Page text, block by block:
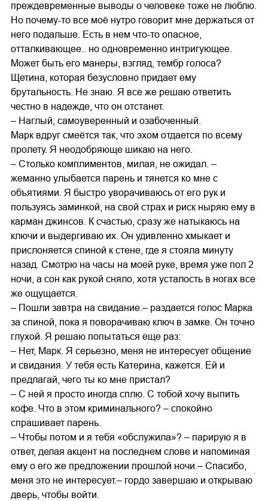
преждевременные выводы о человеке тоже не люблю.
Но почему-то все моё нутро говорит мне держаться от
него подальше. Есть в нем что-то опасное,
отталкивающее.. но одновременно интригующее.
Может быть его манеры, взгляд, тембр голоса?
Щетина, которая безусловно придает ему
брутальность. Не знаю. Я все же решаю ответить
честно в надежде, что он отстанет.
– Наглый, самоуверенный и озабоченный.
Марк вдруг смеётся так, что эхом отдается по всему
пролету. Я неодобряюще шикаю на него.
– Столько комплиментов, милая, не ожидал. –
жеманно улыбается парень и тянется ко мне с
объятиями. Я быстро уворачиваюсь от его рук и
пользуясь заминкой, на свой страх и риск ныряю ему в
карман джинсов. К счастью, сразу же натыкаюсь на
ключи и выдергиваю их. Он удивленно хмыкает и
прислоняется спиной к стене, где я стояла минуту
назад. Смотрю на часы на моей руке, время уже пол 2
ночи, а сон как рукой сняло, хотя усталость в ногах все
же ощущается.
– Пошли завтра на свидание.– раздается голос Марка
за спиной, пока я поворачиваю ключ в замке. Он точно
глухой. Я решаю попытаться еще раз:
– Нет, Марк. Я серьезно, меня не интересует общение
и свидания. У тебя есть Катерина, кажется. Ей и
предлагай, чего ты ко мне пристал?
– С ней я просто иногда сплю. С тобой хочу выпить
кофе. Что в этом криминального? – спокойно
спрашивает парень.
– Чтобы потом и я тебя «обслужила»? – парирую я в
ответ, делая акцент на последнем слове и напоминая
ему о его же предложении прошлой ночи.– Спасибо,
меня это не интересует.– гордо завершаю и открываю
дверь, чтобы войти.